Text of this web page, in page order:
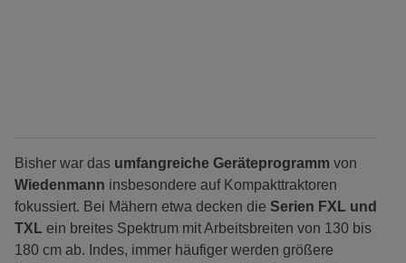
Bisher war das umfangreiche Geräteprogramm von
Wiedenmann insbesondere auf Kompakttraktoren
fokussiert. Bei Mähern etwa decken die Serien FXL und
TXL ein breites Spektrum mit Arbeitsbreiten von 130 bis
180 cm ab. Indes, immer häufiger werden größere